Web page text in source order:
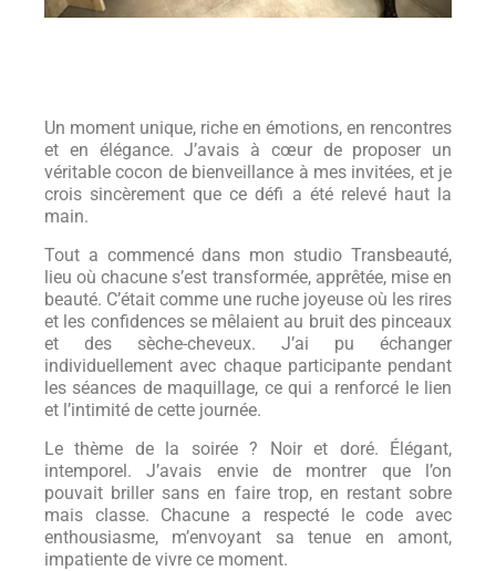
Un moment unique, riche en émotions, en rencontres
et en élégance. J’avais à cœur de proposer un
véritable cocon de bienveillance à mes invitées, et je
crois sincèrement que ce défi a été relevé haut la
main.
Tout a commencé dans mon studio Transbeauté,
lieu où chacune s’est transformée, apprêtée, mise en
beauté. C’était comme une ruche joyeuse où les rires
et les confidences se mêlaient au bruit des pinceaux
et des sèche-cheveux. J’ai pu échanger
individuellement avec chaque participante pendant
les séances de maquillage, ce qui a renforcé le lien
et l’intimité de cette journée.
Le thème de la soirée ? Noir et doré. Élégant,
intemporel. J’avais envie de montrer que l’on
pouvait briller sans en faire trop, en restant sobre
mais classe. Chacune a respecté le code avec
enthousiasme, m’envoyant sa tenue en amont,
impatiente de vivre ce moment.